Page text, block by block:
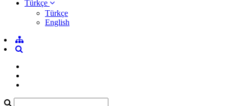
Türkçe
Türkçe
English